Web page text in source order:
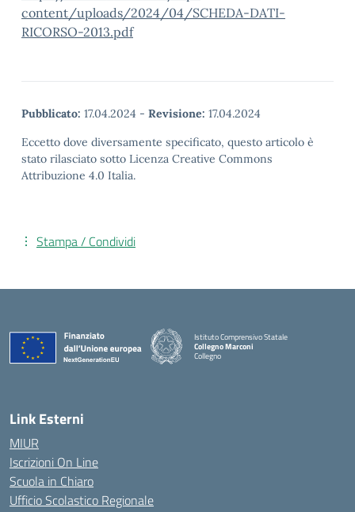
content/uploads/2024/04/SCHEDA-DATI-
RICORSO-2013.pdf
Pubblicato: 17.04.2024 - Revisione: 17.04.2024
Eccetto dove diversamente specificato, questo articolo è
stato rilasciato sotto Licenza Creative Commons
Attribuzione 4.0 Italia.
Stampa / Condividi
Istituto Comprensivo Statale
Collegno Marconi
Collegno
Link Esterni
MIUR
Iscrizioni On Line
Scuola in Chiaro
Ufficio Scolastico Regionale